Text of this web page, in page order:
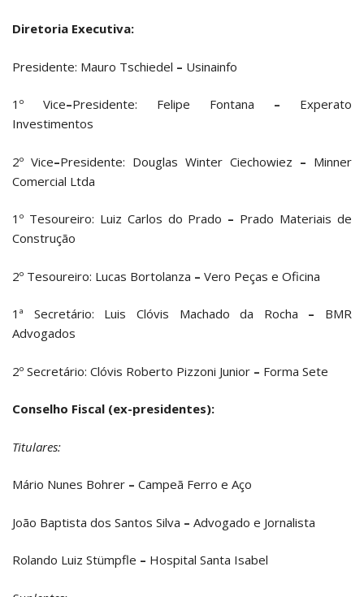
Diretoria Executiva:
Presidente: Mauro Tschiedel – Usinainfo
1º Vice–Presidente: Felipe Fontana – Experato
Investimentos
2º Vice–Presidente: Douglas Winter Ciechowiez – Minner
Comercial Ltda
1º Tesoureiro: Luiz Carlos do Prado – Prado Materiais de
Construção
2º Tesoureiro: Lucas Bortolanza – Vero Peças e Oficina
1ª Secretário: Luis Clóvis Machado da Rocha – BMR
Advogados
2º Secretário: Clóvis Roberto Pizzoni Junior – Forma Sete
Conselho Fiscal (ex-presidentes):
Titulares:
Mário Nunes Bohrer – Campeã Ferro e Aço
João Baptista dos Santos Silva – Advogado e Jornalista
Rolando Luiz Stümpfle – Hospital Santa Isabel